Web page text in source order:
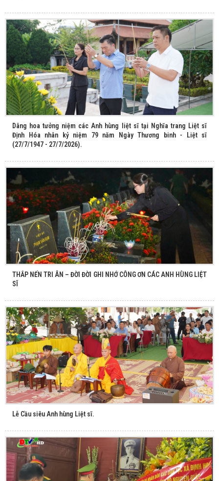
Dâng hoa tưởng niệm các Anh hùng liệt sĩ tại Nghĩa trang Liệt sĩ
Định Hóa nhân kỷ niệm 79 năm Ngày Thương binh - Liệt sĩ
(27/7/1947 - 27/7/2026).
THẮP NẾN TRI ÂN – ĐỜI ĐỜI GHI NHỚ CÔNG ƠN CÁC ANH HÙNG LIỆT
SĨ
Lễ Cầu siêu Anh hùng Liệt sĩ.